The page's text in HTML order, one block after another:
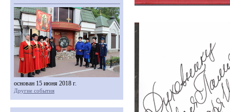
основан 15 июня 2018 г.
Другие события